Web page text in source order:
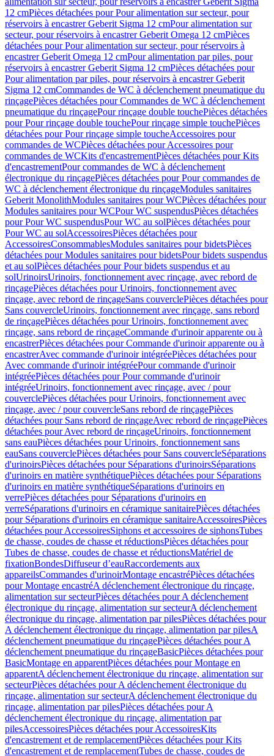
12 cmPièces détachées pour Pour alimentation sur secteur, pour
réservoirs à encastrer Geberit Sigma 12 cmPour alimentation sur
secteur, pour réservoirs à encastrer Geberit Omega 12 cmPièces
détachées pour Pour alimentation sur secteur, pour réservoirs à
encastrer Geberit Omega 12 cmPour alimentation par piles, pour
réservoirs à encastrer Geberit Sigma 12 cmPièces détachées pour
Pour alimentation par piles, pour réservoirs à encastrer Geberit
Sigma 12 cmCommandes de WC à déclenchement pneumatique du
rinçagePièces détachées pour Commandes de WC à déclenchement
pneumatique du rinçagePour rinçage double touchePièces détachées
pour Pour rinçage double touchePour rinçage simple touchePièces
détachées pour Pour rinçage simple toucheAccessoires pour
commandes de WCPièces détachées pour Accessoires pour
commandes de WCKits d'encastrementPièces détachées pour Kits
d'encastrementPour commandes de WC à déclenchement
électronique du rinçagePièces détachées pour Pour commandes de
WC à déclenchement électronique du rinçageModules sanitaires
Geberit MonolithModules sanitaires pour WCPièces détachées pour
Modules sanitaires pour WCPour WC suspendusPièces détachées
pour Pour WC suspendusPour WC au solPièces détachées pour
Pour WC au solAccessoiresPièces détachées pour
AccessoiresConsommablesModules sanitaires pour bidetsPièces
détachées pour Modules sanitaires pour bidetsPour bidets suspendus
et au solPièces détachées pour Pour bidets suspendus et au
solUrinoirsUrinoirs, fonctionnement avec rinçage, avec rebord de
rinçagePièces détachées pour Urinoirs, fonctionnement avec
rinçage, avec rebord de rinçageSans couverclePièces détachées pour
Sans couvercleUrinoirs, fonctionnement avec rinçage, sans rebord
de rinçagePièces détachées pour Urinoirs, fonctionnement avec
rinçage, sans rebord de rinçageCommande d'urinoir apparente ou à
encastrerPièces détachées pour Commande d'urinoir apparente ou à
encastrerAvec commande d'urinoir intégréePièces détachées pour
Avec commande d'urinoir intégréePour commande d'urinoir
intégréePièces détachées pour Pour commande d'urinoir
intégréeUrinoirs, fonctionnement avec rinçage, avec / pour
couverclePièces détachées pour Urinoirs, fonctionnement avec
rinçage, avec / pour couvercleSans rebord de rinçagePièces
détachées pour Sans rebord de rinçageAvec rebord de rinçagePièces
détachées pour Avec rebord de rinçageUrinoirs, fonctionnement
sans eauPièces détachées pour Urinoirs, fonctionnement sans
eauSans couverclePièces détachées pour Sans couvercleSéparations
d'urinoirsPièces détachées pour Séparations d'urinoirsSéparations
d'urinoirs en matière synthétiquePièces détachées pour Séparations
d'urinoirs en matière synthétiqueSéparations d'urinoirs en
verrePièces détachées pour Séparations d'urinoirs en
verreSéparations d'urinoirs en céramique sanitairePièces détachées
pour Séparations d'urinoirs en céramique sanitaireAccessoiresPièces
détachées pour AccessoiresSiphons et accessoires de siphonsTubes
de chasse, coudes de chasse et réductionsPièces détachées pour
Tubes de chasse, coudes de chasse et réductionsMatériel de
fixationBondesDiffuseur d’eauRaccordements aux
appareilsCommandes d'urinoirMontage encastréPièces détachées
pour Montage encastréA déclenchement électronique du rinçage,
alimentation sur secteurPièces détachées pour A déclenchement
électronique du rinçage, alimentation sur secteurA déclenchement
électronique du rinçage, alimentation par pilesPièces détachées pour
A déclenchement électronique du rinçage, alimentation par pilesA
déclenchement pneumatique du rinçagePièces détachées pour A
déclenchement pneumatique du rinçageBasicPièces détachées pour
BasicMontage en apparentPièces détachées pour Montage en
apparentA déclenchement électronique du rinçage, alimentation sur
secteurPièces détachées pour A déclenchement électronique du
rinçage, alimentation sur secteurA déclenchement électronique du
rinçage, alimentation par pilesPièces détachées pour A
déclenchement électronique du rinçage, alimentation par
pilesAccessoiresPièces détachées pour AccessoiresKits
d'encastrement et de remplacementPièces détachées pour Kits
d'encastrement et de remplacementTubes de chasse, coudes de